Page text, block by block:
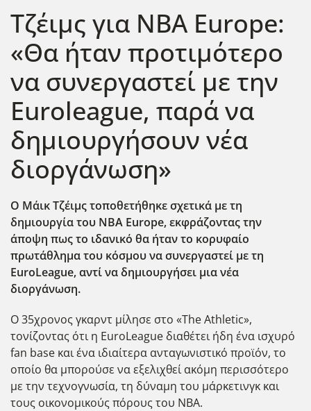
Τζέιμς για NBA Europe:
«Θα ήταν προτιμότερο
να συνεργαστεί με την
Euroleague, παρά να
δημιουργήσουν νέα
διοργάνωση»
Ο Μάικ Τζέιμς τοποθετήθηκε σχετικά με τη
δημιουργία του NBA Europe, εκφράζοντας την
άποψη πως το ιδανικό θα ήταν το κορυφαίο
πρωτάθλημα του κόσμου να συνεργαστεί με τη
EuroLeague, αντί να δημιουργήσει μια νέα
διοργάνωση.
Ο 35χρονος γκαρντ μίλησε στο «The Athletic»,
τονίζοντας ότι η EuroLeague διαθέτει ήδη ένα ισχυρό
fan base και ένα ιδιαίτερα ανταγωνιστικό προϊόν, το
οποίο θα μπορούσε να εξελιχθεί ακόμη περισσότερο
με την τεχνογνωσία, τη δύναμη του μάρκετινγκ και
τους οικονομικούς πόρους του NBA.